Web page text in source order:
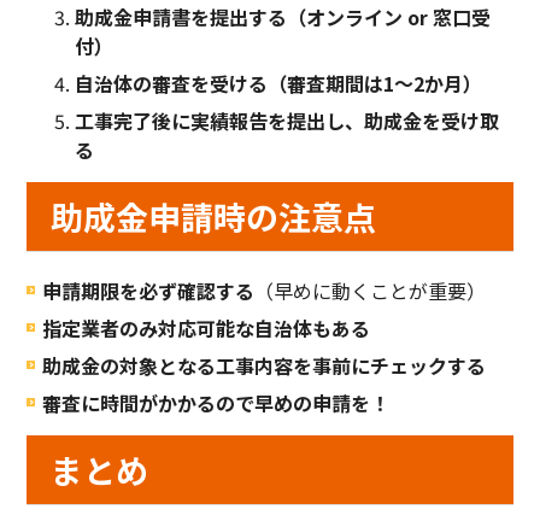
助成金申請書を提出する（オンライン or 窓口受
付）
自治体の審査を受ける（審査期間は1～2か月）
工事完了後に実績報告を提出し、助成金を受け取
る
助成金申請時の注意点
申請期限を必ず確認する （早めに動くことが重要）
指定業者のみ対応可能な自治体もある
助成金の対象となる工事内容を事前にチェックする
審査に時間がかかるので早めの申請を！
まとめ